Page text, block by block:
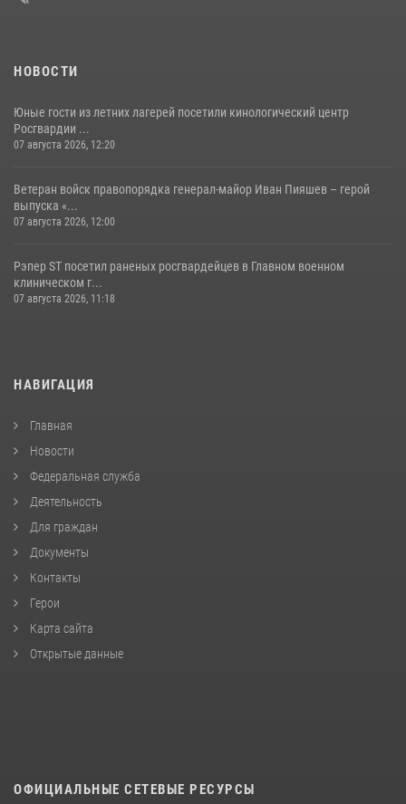
НОВОСТИ
Юные гости из летних лагерей посетили кинологический центр
Росгвардии ...
07 августа 2026, 12:20
Ветеран войск правопорядка генерал-майор Иван Пияшев – герой
выпуска «...
07 августа 2026, 12:00
Рэпер ST посетил раненых росгвардейцев в Главном военном
клиническом г...
07 августа 2026, 11:18
НАВИГАЦИЯ
Главная
Новости
Федеральная служба
Деятельность
Для граждан
Документы
Контакты
Герои
Карта сайта
Открытые данные
ОФИЦИАЛЬНЫЕ СЕТЕВЫЕ РЕСУРСЫ